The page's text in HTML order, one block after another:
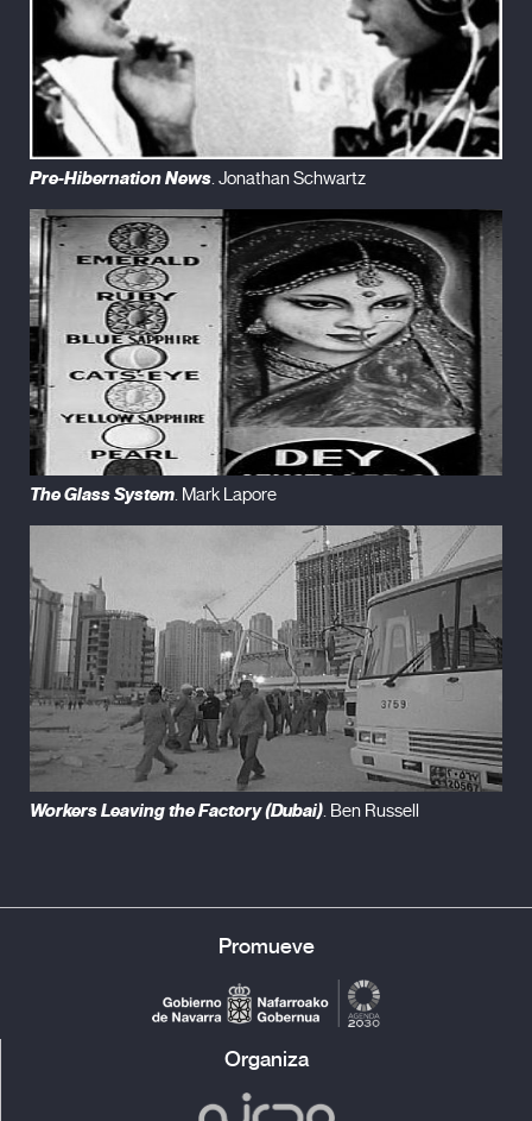
Pre-Hibernation News. Jonathan Schwartz
The Glass System. Mark Lapore
Workers Leaving the Factory (Dubai). Ben Russell
Promueve
Organiza